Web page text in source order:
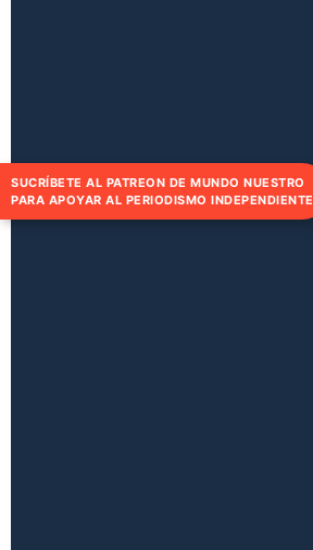
SUCRÍBETE AL PATREON DE MUNDO NUESTRO
PARA APOYAR AL PERIODISMO INDEPENDIENTE